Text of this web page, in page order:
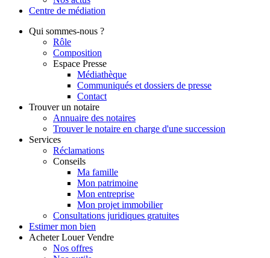
Centre de médiation
Qui sommes-nous ?
Rôle
Composition
Espace Presse
Médiathèque
Communiqués et dossiers de presse
Contact
Trouver un notaire
Annuaire des notaires
Trouver le notaire en charge d'une succession
Services
Réclamations
Conseils
Ma famille
Mon patrimoine
Mon entreprise
Mon projet immobilier
Consultations juridiques gratuites
Estimer mon bien
Acheter Louer Vendre
Nos offres